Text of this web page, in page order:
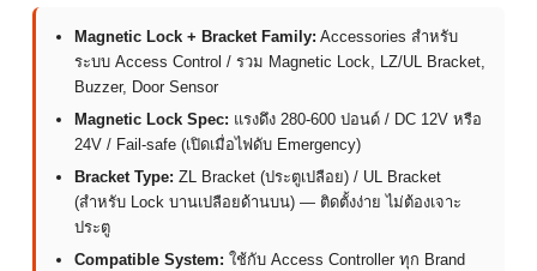
Magnetic Lock + Bracket Family: Accessories สำหรับ
ระบบ Access Control / รวม Magnetic Lock, LZ/UL Bracket,
Buzzer, Door Sensor
Magnetic Lock Spec: แรงดึง 280-600 ปอนด์ / DC 12V หรือ
24V / Fail-safe (เปิดเมื่อไฟดับ Emergency)
Bracket Type: ZL Bracket (ประตูเปลือย) / UL Bracket
(สำหรับ Lock บานเปลือยด้านบน) — ติดตั้งง่าย ไม่ต้องเจาะ
ประตู
Compatible System: ใช้กับ Access Controller ทุก Brand